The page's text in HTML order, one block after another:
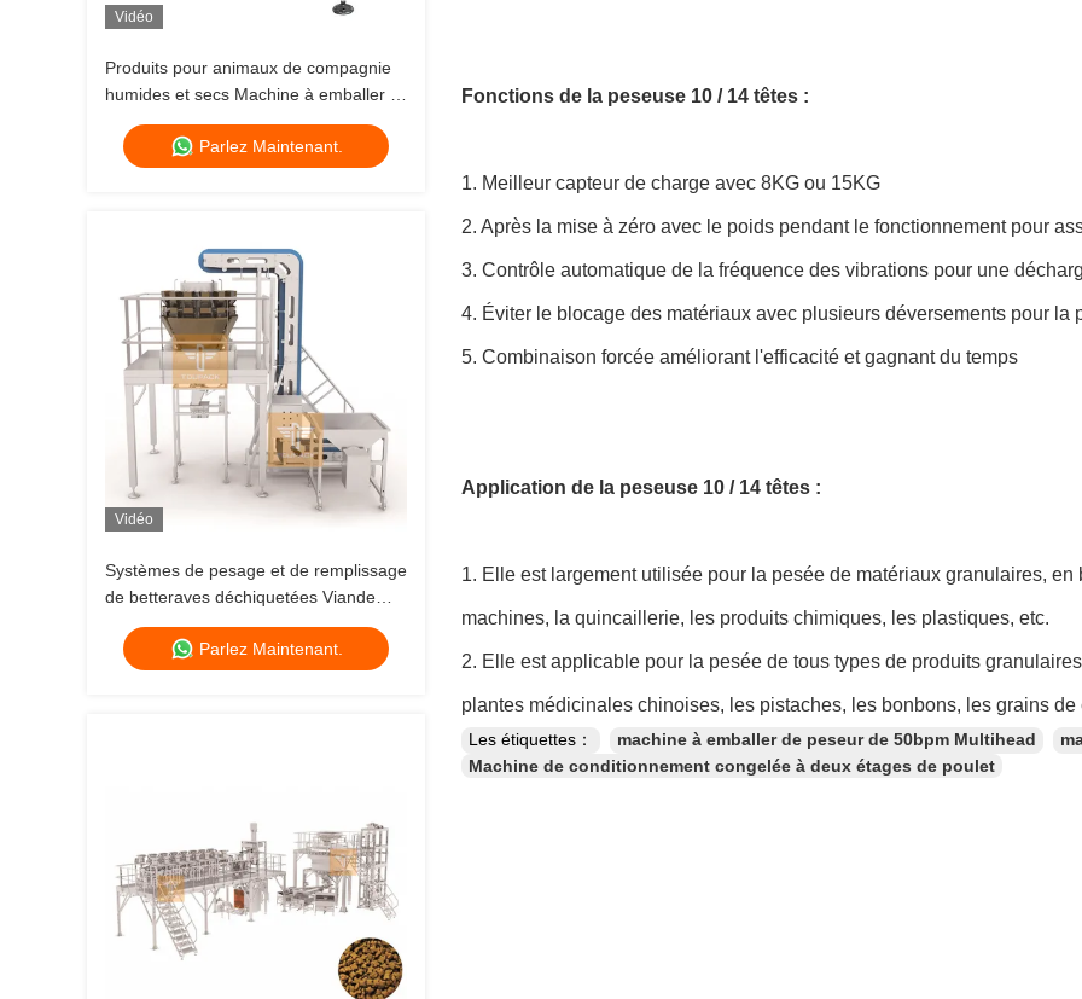
Vidéo
Produits pour animaux de compagnie
humides et secs Machine à emballer à
plusieurs têtes pour animaux de
compagnie Parlez Maintenant.
Vidéo
Systèmes de pesage et de remplissage
de betteraves déchiquetées Viande
fraîche 14 têtes
Parlez Maintenant.
Fonctions de la peseuse 10 / 14 têtes :
1. Meilleur capteur de charge avec 8KG ou 15KG
2. Après la mise à zéro avec le poids pendant le fonctionnement pour
3. Contrôle automatique de la fréquence des vibrations pour une
4. Éviter le blocage des matériaux avec plusieurs déversements pour la
5. Combinaison forcée améliorant l'efficacité et gagnant du temps
Application de la peseuse 10 / 14 têtes :
1. Elle est largement utilisée pour la pesée de matériaux granulaires,
machines, la quincaillerie, les produits chimiques, les plastiques, etc.
2. Elle est applicable pour la pesée de tous types de produits
plantes médicinales chinoises, les pistaches, les bonbons, les grains de
Les étiquettes： machine à emballer de peseur de 50bpm Multihead
Machine de conditionnement congelée à deux étages de poulet